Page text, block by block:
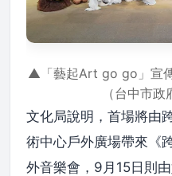
▲「藝起Art go go」宣傳
（台中市政
文化局說明，首場將由
術中心戶外廣場帶來《
外音樂會，9月15日則